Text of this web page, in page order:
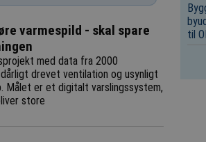
varmespild - skal spare
med data fra 2000
drevet ventilation og usynligt
Målet er et digitalt varslingssystem,
store
til